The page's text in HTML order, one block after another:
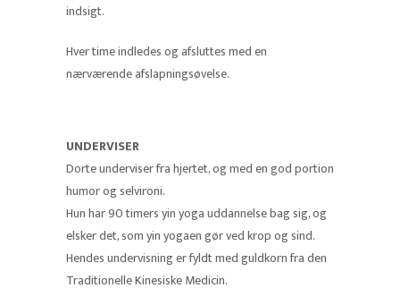
indsigt.
Hver time indledes og afsluttes med en
nærværende afslapningsøvelse.
UNDERVISER
Dorte underviser fra hjertet, og med en god portion
humor og selvironi.
Hun har 90 timers yin yoga uddannelse bag sig, og
elsker det, som yin yogaen gør ved krop og sind.
Hendes undervisning er fyldt med guldkorn fra den
Traditionelle Kinesiske Medicin.